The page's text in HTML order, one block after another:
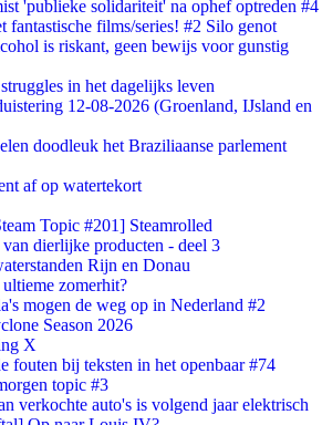
'publieke solidariteit' na ophef optreden #4
films/series! #2 Silo genot
is riskant, geen bewijs voor gunstig
in het dagelijks leven
12-08-2026 (Groenland, IJsland en
doodleuk het Braziliaanse parlement
af op watertekort
Topic #201] Steamrolled
dierlijke producten - deel 3
Rijn en Donau
zomerhit?
mogen de weg op in Nederland #2
Season 2026
X
fouten bij teksten in het openbaar #74
topic #3
verkochte auto's is volgend jaar elektrisch